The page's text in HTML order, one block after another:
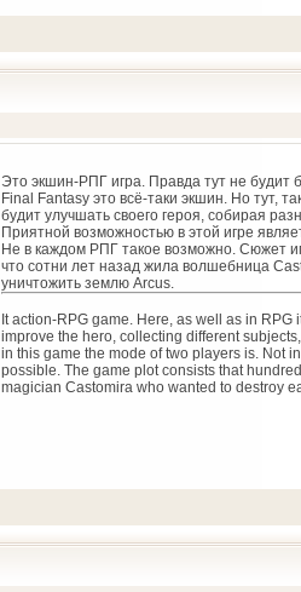
Это экшин-РПГ игра. Правда тут не будит
Final Fantasy это всё-таки экшин. Но тут,
будит улучшать своего героя, собирая
Приятной возможностью в этой игре
Не в каждом РПГ такое возможно. Сюжет
что сотни лет назад жила волшебница
уничтожить землю Arcus.
It action-RPG game. Here, as well as in RPG
improve the hero, collecting different
in this game the mode of two players is. Not
possible. The game plot consists that
magician Castomira who wanted to destroy